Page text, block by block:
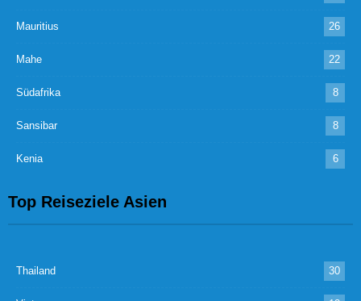
Mauritius 26
Mahe 22
Südafrika 8
Sansibar 8
Kenia 6
Top Reiseziele Asien
Thailand 30